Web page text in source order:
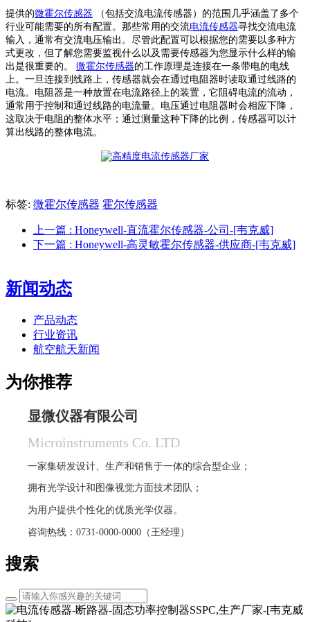
提供的微霍尔传感器 （包括交流电流传感器）的范围几乎涵盖了多个
行业可能需要的所有配置。那些常用的交流电流传感器寻找交流电流
输入，通常有交流电压输出。尽管此配置可以根据您的需要以多种方
式更改，但了解您需要监视什么以及需要传感器为您显示什么样的输
出是很重要的。 微霍尔传感器的工作原理是连接在一条带电的电线
上。一旦连接到线路上，传感器就会在通过电阻器时读取通过线路的
电流。电阻器是一种放置在电流路径上的装置，它阻碍电流的流动，
通常用于控制和通过线路的电流量。电压通过电阻器时会相应下降，
这取决于电阻的整体水平；通过测量这种下降的比例，传感器可以计
算出线路的整体电流。
标签: 微霍尔传感器 霍尔传感器
上一篇 : Honeywell-直流霍尔传感器-公司-[韦克威]
下一篇 : Honeywell-高灵敏霍尔传感器-供应商-[韦克威]
新闻动态
产品动态
行业资讯
航空航天新闻
为你推荐
显微仪器有限公司
Microinstruments Co. LTD
一家集研发设计、生产和销售于一体的综合型企业；
拥有光学设计和图像视觉方面技术团队；
为用户提供个性化的优质光学仪器。
咨询热线：0731-0000-0000（王经理）
搜索